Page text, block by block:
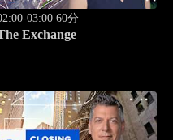
03:00 60分
Exchange